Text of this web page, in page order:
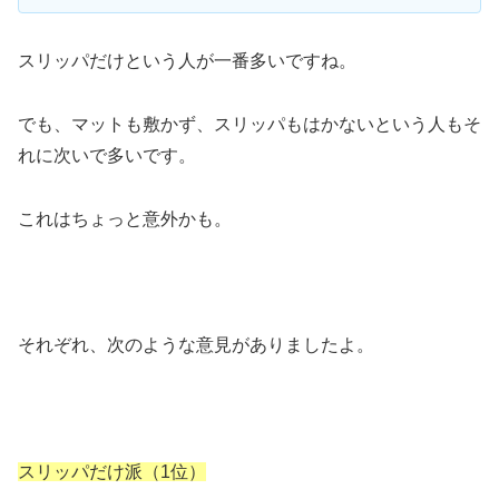
スリッパだけという人が一番多いですね。
でも、マットも敷かず、スリッパもはかないという人もそ
れに次いで多いです。
これはちょっと意外かも。
それぞれ、次のような意見がありましたよ。
スリッパだけ派（1位）